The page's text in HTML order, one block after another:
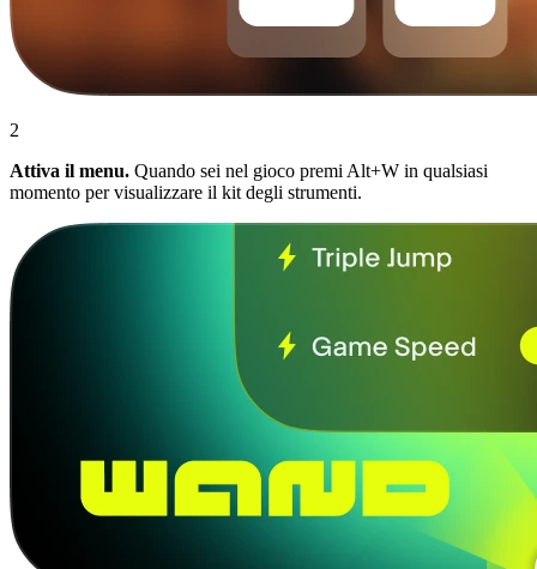
2
Attiva il menu. Quando sei nel gioco premi Alt+W in qualsiasi
momento per visualizzare il kit degli strumenti.